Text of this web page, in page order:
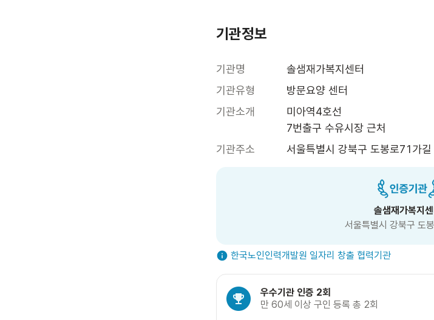
기관정보
기관명
솔샘재가복지센터
기관유형
방문요양 센터
기관소개
미아역4호선
7번출구 수유시장 근처
기관주소
서울특별시 강북구 도봉로71가
솔샘재가복지센
서울특별시 강북구 도
한국노인인력개발원 일자리 창출 협력기관
우수기관 인증 2회
만 60세 이상 구인 등록 총 2회